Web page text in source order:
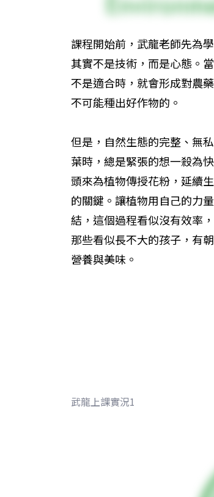
課程開始前，武龍老師先為
其實不是技術，而是心態。
不是適合時，就會形成對農
不可能種出好作物的。
但是，自然生態的完整、無
葉時，總是緊張的想一殺為
頭來為植物傳授花粉，延續
的關鍵。讓植物用自己的力
結，這個過程看似沒有效率
那些看似長不大的孩子，有
營養與美味。
武龍上課實況1